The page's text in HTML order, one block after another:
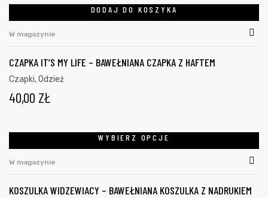
DODAJ DO KOSZYKA
W magazynie
CZAPKA IT’S MY LIFE – BAWEŁNIANA CZAPKA Z HAFTEM
Czapki,Odzież
40,00 ZŁ
WYBIERZ OPCJE
W magazynie
KOSZULKA WIDZEWIACY – BAWEŁNIANA KOSZULKA Z NADRUKIEM